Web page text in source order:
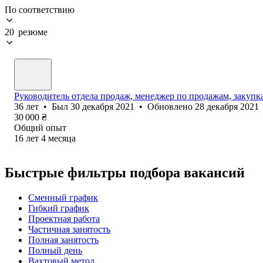
По соответствию
20 резюме
Руководитель отдела продаж, менеджер по продажам,
36 лет • Был 30 декабря 2021 • Обновлено 28 декабря 2021
30 000 ₴
Общий опыт
16 лет 4 месяца
Быстрые фильтры подбора вакансий
Сменный график
Гибкий график
Проектная работа
Частичная занятость
Полная занятость
Полный день
Вахтовый метод